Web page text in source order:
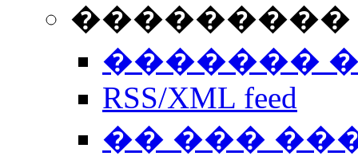
���������
�������
RSS/XML feed
�� ���